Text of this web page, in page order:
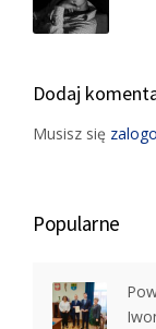
Dodaj
Musisz się
Popularne